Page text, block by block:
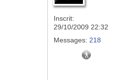
Inscrit:
29/10/2009 22:32
Messages: 218